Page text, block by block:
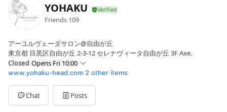
YOHAKU
Friends 109
アーユルヴェーダサロン@自由が丘
東京都 目黒区自由が丘 2-3-12 セレナヴィータ自由が丘 3F Axe.
Closed Opens Fri 10:00
SunClosed
Mon10:00 - 16:00
Tue10:00 - 16:00
Wed10:00 - 16:00
www.yohaku-head.com 2 other items
Chat Posts